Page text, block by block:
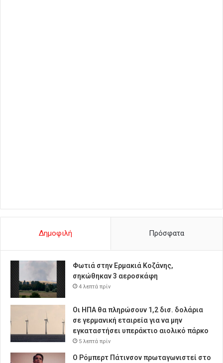
Δημοφιλή Πρόσφατα
Φωτιά στην Ερμακιά Κοζάνης,
σηκώθηκαν 3 αεροσκάφη
4 λεπτά πρίν
Οι ΗΠΑ θα πληρώσουν 1,2 δισ. δολάρια
σε γερμανική εταιρεία για να μην
εγκαταστήσει υπεράκτιο αιολικό πάρκο
5 λεπτά πρίν
Ο Ρόμπερτ Πάτινσον πρωταγωνιστεί στο